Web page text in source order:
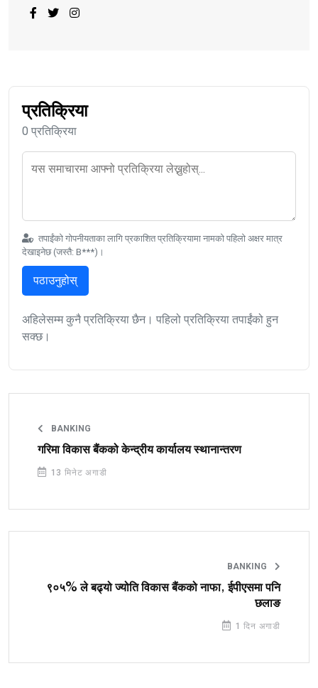
प्रतिक्रिया
0 प्रतिक्रिया
तपाईंको गोपनीयताका लागि प्रकाशित प्रतिक्रियामा नामको पहिलो अक्षर मात्र
देखाइनेछ (जस्तै: B***)।
पठाउनुहोस्
अहिलेसम्म कुनै प्रतिक्रिया छैन। पहिलो प्रतिक्रिया तपाईंको हुन
सक्छ।
BANKING
गरिमा विकास बैंकको केन्द्रीय कार्यालय स्थानान्तरण
13 मिनेट अगाडी
BANKING
९०५% ले बढ्यो ज्योति विकास बैंकको नाफा, ईपीएसमा पनि
छलाङ
1 दिन अगाडी